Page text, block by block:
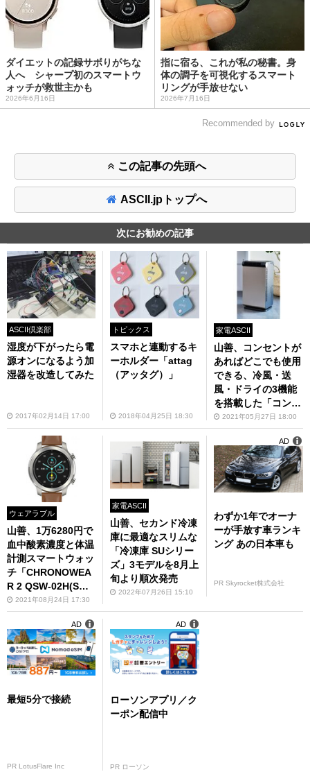
ダイエットの記録サボりがちな
人へ シャープ初のスマートウ
ォッチが救世主かも
2026年6月16日
指に宿る、これが私の秘書。身
体の調子を可視化するスマート
リングが手放せない
2026年7月16日
Recommended by
この記事の先頭へ
ASCII.jpトップへ
次にお勧めの記事
ASCII倶楽部
湿度が下がったら電
源オンになるよう加
湿器を改造してみた
2017年02月14日 17:00
トピックス
スマホと連動するキ
ーホルダー「attag
（アッタグ）」
2018年04月25日 18:30
家電ASCII
山善、コンセントが
あればどこでも使用
できる、冷風・送
風・ドライの3機能
を搭載した「コンパ
クト クーラー YEC-
L03」を発売
2021年05月27日 18:00
ウェアラブル
山善、1万6280円で
血中酸素濃度と体温
計測スマートウォッ
チ「CHRONOWEA
R 2 QSW-02H(S
G)」
2021年08月24日 17:30
家電ASCII
山善、セカンド冷凍
庫に最適なスリムな
「冷凍庫 SUシリー
ズ」3モデルを8月上
旬より順次発売
2022年07月26日 15:10
わずか1年でオーナ
ーが手放す車ランキ
ング あの日本車も
PR Skyrocket株式会社
AD
最短5分で接続
PR LotusFlare Inc
AD
ローソンアプリ／ク
ーポン配信中
PR ローソン
AD